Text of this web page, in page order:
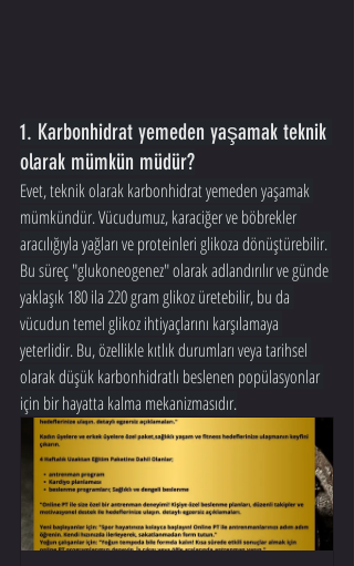
1. Karbonhidrat yemeden yaşamak teknik
olarak mümkün müdür?
Evet, teknik olarak karbonhidrat yemeden yaşamak
mümkündür. Vücudumuz, karaciğer ve böbrekler
aracılığıyla yağları ve proteinleri glikoza dönüştürebilir.
Bu süreç "glukoneogenez" olarak adlandırılır ve günde
yaklaşık 180 ila 220 gram glikoz üretebilir, bu da
vücudun temel glikoz ihtiyaçlarını karşılamaya
yeterlidir. Bu, özellikle kıtlık durumları veya tarihsel
olarak düşük karbonhidratlı beslenen popülasyonlar
için bir hayatta kalma mekanizmasıdır.